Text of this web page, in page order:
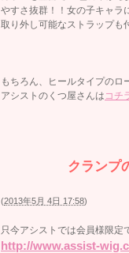
やすさ抜群！！女の子キャ
取り外し可能なストラップも
もちろん、ヒールタイプのロ
アシストのくつ屋さんは コチ
クランプ
(2013年5月 4日 17:58)
只今アシストでは会員様限定
http://www.assist-